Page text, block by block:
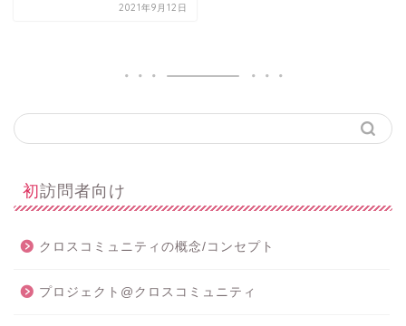
2021年9月12日
初訪問者向け
クロスコミュニティの概念/コンセプト
プロジェクト@クロスコミュニティ